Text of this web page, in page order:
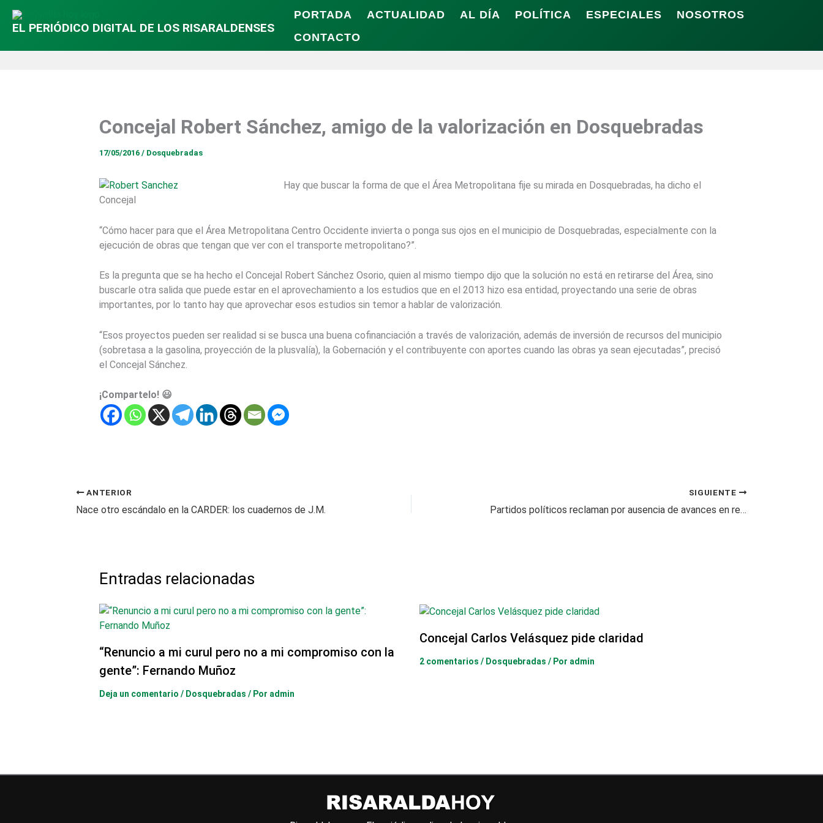
EL PERIÓDICO DIGITAL DE LOS RISARALDENSES
PORTADA ACTUALIDAD AL DÍA POLÍTICA ESPECIALES
NOSOTROS
CONTACTO
Concejal Robert Sánchez, amigo de la valorización en Dosquebradas
17/05/2016 / Dosquebradas
Hay que buscar la forma de que el Área Metropolitana fije su mirada en Dosquebradas, ha dicho el
Concejal
“Cómo hacer para que el Área Metropolitana Centro Occidente invierta o ponga sus ojos en el municipio de Dosquebradas, especialmente con la
ejecución de obras que tengan que ver con el transporte metropolitano?”.
Es la pregunta que se ha hecho el Concejal Robert Sánchez Osorio, quien al mismo tiempo dijo que la solución no está en retirarse del Área, sino
buscarle otra salida que puede estar en el aprovechamiento a los estudios que en el 2013 hizo esa entidad, proyectando una serie de obras
importantes, por lo tanto hay que aprovechar esos estudios sin temor a hablar de valorización.
“Esos proyectos pueden ser realidad si se busca una buena cofinanciación a través de valorización, además de inversión de recursos del municipio
(sobretasa a la gasolina, proyección de la plusvalía), la Gobernación y el contribuyente con aportes cuando las obras ya sean ejecutadas”, precisó
el Concejal Sánchez.
¡Compartelo! 😃
ANTERIOR
Nace otro escándalo en la CARDER: los cuadernos de J.M.
SIGUIENTE
Partidos políticos reclaman por ausencia de avances en reforma electoral
Entradas relacionadas
“Renuncio a mi curul pero no a mi compromiso con la
gente”: Fernando Muñoz
Deja un comentario / Dosquebradas / Por admin
Concejal Carlos Velásquez pide claridad
2 comentarios / Dosquebradas / Por admin